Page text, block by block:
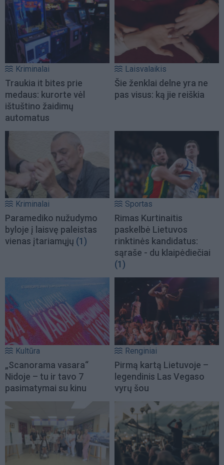
Kriminalai
Traukia it bites prie
medaus: kurorte vėl
ištuštino žaidimų
automatus
Laisvalaikis
Šie ženklai delne yra ne
pas visus: ką jie reiškia
Kriminalai
Paramediko nužudymo
byloje į laisvę paleistas
vienas įtariamųjų (1)
Sportas
Rimas Kurtinaitis
paskelbė Lietuvos
rinktinės kandidatus:
sąraše - du klaipėdiečiai
(1)
Kultūra
„Scanorama vasara“
Nidoje – tu ir tavo 7
pasimatymai su kinu
Renginiai
Pirmą kartą Lietuvoje –
legendinis Las Vegaso
vyrų šou